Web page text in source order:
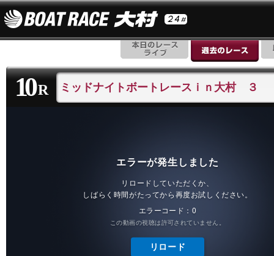
10 R ミッドナイトボートレースｉｎ大村 ３